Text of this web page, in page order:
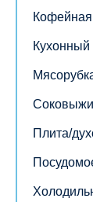
Кофейная
Кухонный
Плита/